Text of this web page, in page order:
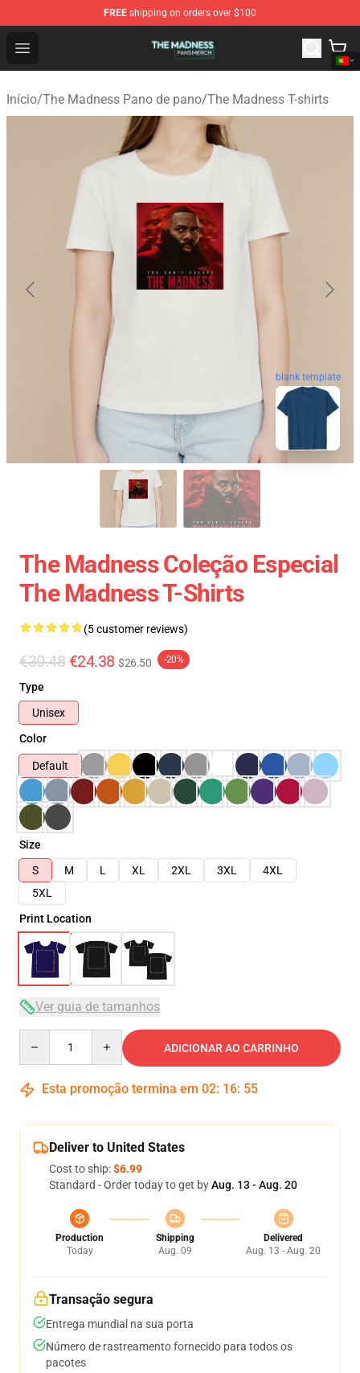
FREE shipping on orders over $100
Open menu
The Madness Shop - Official The Madness Merchandise
Início/The Madness Pano de pano/The Madness T-shirts
blank template
The Madness Coleção Especial
The Madness T-Shirts
(5 customer reviews)
€30.48 €24.38 $26.50 -20%
Type
Unisex
Color
Default
Size
S
M L XL 2XL 3XL
4XL
5XL
Print Location
Ver guia de tamanhos
ADICIONAR AO CARRINHO
Esta promoção termina em 02: 16: 54
Deliver to United States
Cost to ship:$6.99
Standard - Order today to get byAug. 13 - Aug. 20
Production
Today
Shipping
Aug. 09
Delivered
Aug. 13 - Aug. 20
Transação segura
Entrega mundial na sua porta
Número de rastreamento fornecido para todos os
pacotes